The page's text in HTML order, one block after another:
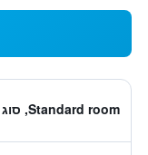
Standard room, סוג המיטה לא ידוע